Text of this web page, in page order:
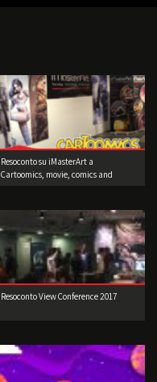
Resoconto su iMasterArt a
Cartoomics, movie, comics and
Resoconto View Conference 2017